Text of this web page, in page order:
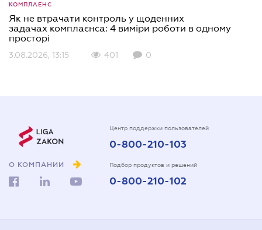
КОМПЛАЕНС
Як не втрачати контроль у щоденних
задачах комплаєнса: 4 виміри роботи в одному
просторі
3.08.2026, 13:15 401 0
О КОМПАНИИ
Центр поддержки пользователей
0-800-210-103
Подбор продуктов и решений
0-800-210-102